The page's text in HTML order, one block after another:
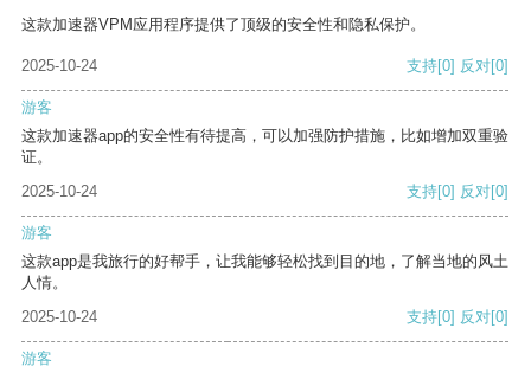
这款加速器VPM应用程序提供了顶级的安全性和隐私保护。
2025-10-24 支持[0] 反对[0]
游客
这款加速器app的安全性有待提高，可以加强防护措施，比如增加双重验
证。
2025-10-24
支持[0] 反对[0]
游客
这款app是我旅行的好帮手，让我能够轻松找到目的地，了解当地的风土
人情。
2025-10-24
支持[0] 反对[0]
游客